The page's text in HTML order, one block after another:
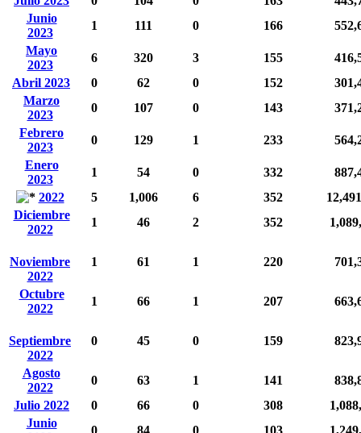
Junio
2023
1 111 0 166
Mayo
2023
6 320 3 155
Abril 2023
0 62 0 152
Marzo
2023
0 107 0 143
Febrero
2023
0 129 1 233
Enero
2023
1 54 0 332
2022
5 1,006 6 352
Diciembre
2022
1 46 2 352
Noviembre
2022
1 61 1 220
Octubre
2022
1 66 1 207
Septiembre
2022
0 45 0 159
Agosto
2022
0 63 1 141
Julio 2022
0 66 0 308
Junio
0 84 0 103